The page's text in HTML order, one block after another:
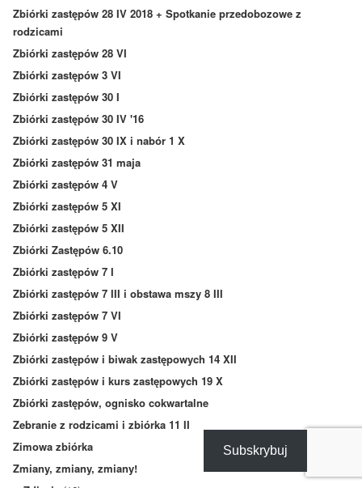
Zbiórki zastępów 28 IV 2018 + Spotkanie przedobozowe z
rodzicami
Zbiórki zastępów 28 VI
Zbiórki zastępów 3 VI
Zbiórki zastępów 30 I
Zbiórki zastępów 30 IV '16
Zbiórki zastępów 30 IX i nabór 1 X
Zbiórki zastępów 31 maja
Zbiórki zastępów 4 V
Zbiórki zastępów 5 XI
Zbiórki zastępów 5 XII
Zbiórki Zastępów 6.10
Zbiórki zastępów 7 I
Zbiórki zastępów 7 III i obstawa mszy 8 III
Zbiórki zastępów 7 VI
Zbiórki zastępów 9 V
Zbiórki zastępów i biwak zastępowych 14 XII
Zbiórki zastępów i kurs zastępowych 19 X
Zbiórki zastępów, ognisko cokwartalne
Zebranie z rodzicami i zbiórka 11 II
Zimowa zbiórka
Zmiany, zmiany, zmiany!
Subskrybuj